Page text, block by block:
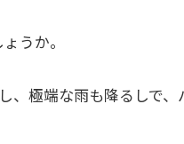
うか。
、極端な雨も降るしで